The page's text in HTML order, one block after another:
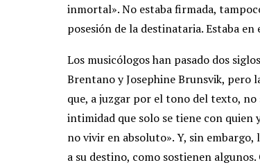
inmortal». No estaba firmada,
posesión de la destinataria. Estaba
Los musicólogos han pasado dos
Brentano y Josephine Brunsvik, pero
que, a juzgar por el tono del texto,
intimidad que solo se tiene con
no vivir en absoluto». Y, sin
a su destino, como sostienen